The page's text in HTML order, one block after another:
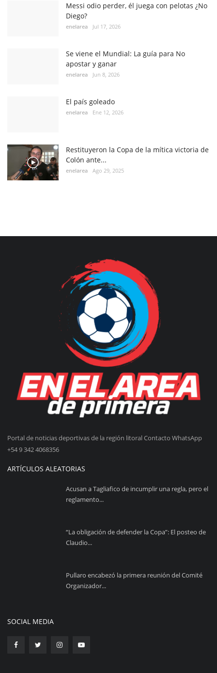
Messi odio perder, él juega con pelotas ¿No
Diego?
enelarea Jul 17, 2026
Se viene el Mundial: La guía para No
apostar y ganar
enelarea Jun 8, 2026
El país goleado
enelarea Ene 12, 2026
Restituyeron la Copa de la mítica victoria de
Colón ante...
enelarea Ago 29, 2025
Portal de noticias deportivas de la región litoral Contacto WhatsApp
+54 9 342 4068356
ARTÍCULOS ALEATORIAS
Acusan a Tagliafico de incumplir una regla, pero el
reglamento...
“La obligación de defender la Copa”: El posteo de
Claudio...
Pullaro encabezó la primera reunión del Comité
Organizador...
SOCIAL MEDIA